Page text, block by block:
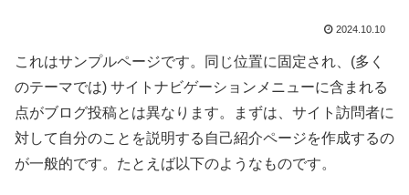
2024.10.10
これはサンプルページです。同じ位置に固定され、(多く
のテーマでは) サイトナビゲーションメニューに含まれる
点がブログ投稿とは異なります。まずは、サイト訪問者に
対して自分のことを説明する自己紹介ページを作成するの
が一般的です。たとえば以下のようなものです。